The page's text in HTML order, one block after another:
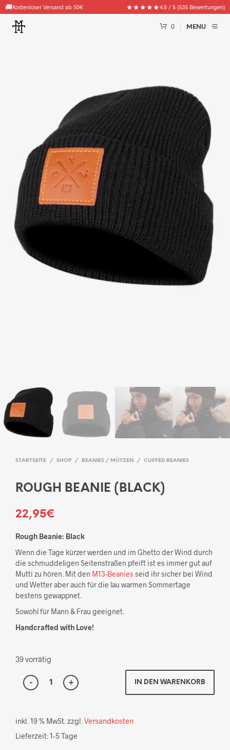
🚚Kostenloser Versand ab 50€ ★★★★★4.8 / 5 (535 Bewertungen)
0 MENU
STARTSEITE / SHOP / BEANIES / MÜTZEN / CUFFED BEANIES
ROUGH BEANIE (BLACK)
22,95€
Rough Beanie: Black
Wenn die Tage kürzer werden und im Ghetto der Wind durch
die schmuddeligen Seitenstraßen pfeift ist es immer gut auf
Mutti zu hören. Mit den M13-Beanies seid ihr sicher bei Wind
und Wetter aber auch für die lau warmen Sommertage
bestens gewappnet.
Sowohl für Mann & Frau geeignet.
Handcrafted with Love!
39 vorrätig
IN DEN WARENKORB
inkl. 19 % MwSt. zzgl. Versandkosten
Lieferzeit:1-5 Tage